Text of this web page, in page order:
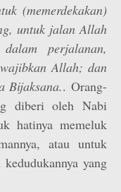
(memerdekakan)
untuk jalan Allah
perjalanan,
Allah; dan
Bijaksana.. Orang-
diberi oleh Nabi
hatinya memeluk
atau untuk
yang